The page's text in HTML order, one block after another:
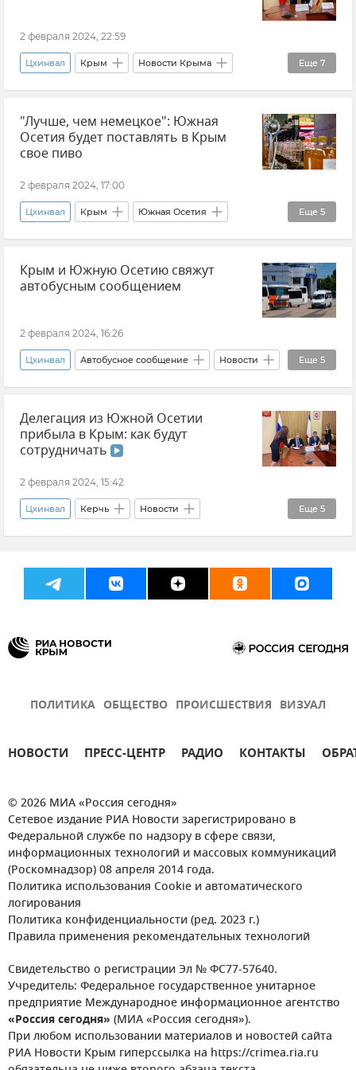
2 февраля 2024, 22:59
Еще 7
Цхинвал Крым Новости Крыма
Главное за день
Реконструкция набережной в Коктебеле
Владимир Путин (политик)
Южная Осетия Импорт
"Лучше, чем немецкое": Южная
Осетия будет поставлять в Крым
свое пиво
2 февраля 2024, 17:00
Еще 5
Цхинвал Крым Южная Осетия
Георгий Мурадов Сельское хозяйство
Производство Пищевая промышленность
Новости Крыма
Крым и Южную Осетию свяжут
автобусным сообщением
2 февраля 2024, 16:26
Еще 5
Цхинвал Автобусное сообщение Новости
Новости Крыма Крым Южная Осетия
Транспорт Симферополь
Делегация из Южной Осетии
прибыла в Крым: как будут
сотрудничать
2 февраля 2024, 15:42
Еще 5
Цхинвал Керчь Новости
Новости Крыма Крым Россия
Южная Осетия Сотрудничество
ПОЛИТИКА ОБЩЕСТВО ПРОИСШЕСТВИЯ ВИЗУАЛ
НОВОСТИ ПРЕСС-ЦЕНТР РАДИО КОНТАКТЫ
© 2026 МИА «Россия сегодня»
Сетевое издание РИА Новости зарегистрировано в
Федеральной службе по надзору в сфере связи,
информационных технологий и массовых коммуникаций
(Роскомнадзор) 08 апреля 2014 года.
Политика использования Cookie и автоматического
логирования
Политика конфиденциальности (ред. 2023 г.)
Правила применения рекомендательных технологий
Свидетельство о регистрации Эл № ФС77-57640.
Учредитель: Федеральное государственное унитарное
предприятие Международное информационное агентство
«Россия сегодня» (МИА «Россия сегодня»).
При любом использовании материалов и новостей сайта
РИА Новости Крым гиперссылка на https://crimea.ria.ru